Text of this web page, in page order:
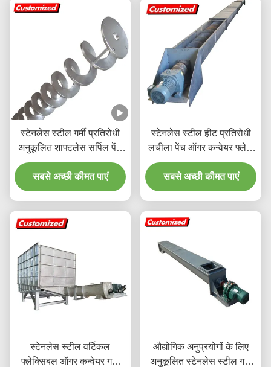
स्टेनलेस स्टील गर्मी प्रतिरोधी
अनुकूलित शाफ्टलेस सर्पिल पेंच
ऑगर कन्वेयर
सबसे अच्छी कीमत पाएं
स्टेनलेस स्टील हीट प्रतिरोधी
लचीला पेंच ऑगर कन्वेयर फ्लेक
बर्फ के लिए अनुकूलित आकार के
साथ
सबसे अच्छी कीमत पाएं
स्टेनलेस स्टील वर्टिकल
फ्लेक्सिबल ऑगर कन्वेयर गर्मी
औद्योगिक अनुप्रयोगों के लिए
अनुकूलित स्टेनलेस स्टील गर्मी